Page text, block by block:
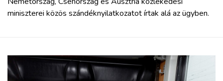
miniszterei közös szándéknyilatkozatot írtak alá az ügyben.